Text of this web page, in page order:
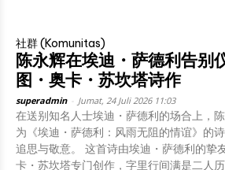
社群 (Komunitas)
陈永辉在埃迪・萨德利告别
图・奥卡・苏坎塔诗作
superadmin Jumat, 24 Juli 2026 11:03
在送别知名人士埃迪・萨德利的场合上，
为《埃迪・萨德利：风雨无阻的情谊》的
追思与敬意。 这首诗由埃迪・萨德利的
卡・苏坎塔专门创作，字里行间满是二人